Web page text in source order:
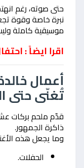
حتى صوته، رغم
نبرة خاصة وقوة
موسيقية كاملة
اقرا ايضاً :
أعمال
تُغنّى حتى
قدّم ملحم بركات
ذاكرة الجمهور.
وما يجعل هذه
الحفلات.